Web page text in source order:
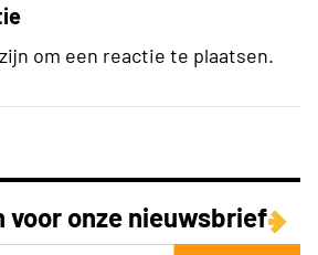
om een reactie te plaatsen.
voor onze nieuwsbrief